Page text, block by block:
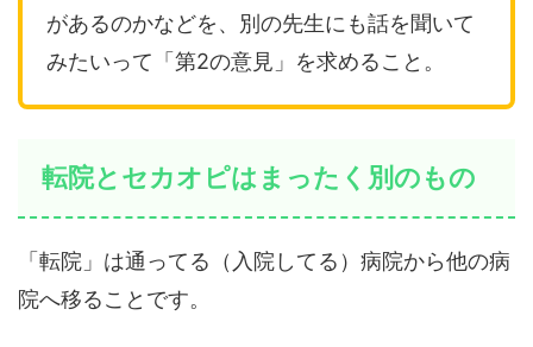
があるのかなどを、別の先生にも話を聞いて
みたいって「第2の意見」を求めること。
転院とセカオピはまったく別のもの
「転院」は通ってる（入院してる）病院から他の病
院へ移ることです。